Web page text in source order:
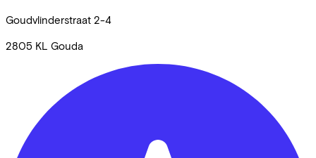
Goudvlinderstraat 2-4
2805 KL Gouda